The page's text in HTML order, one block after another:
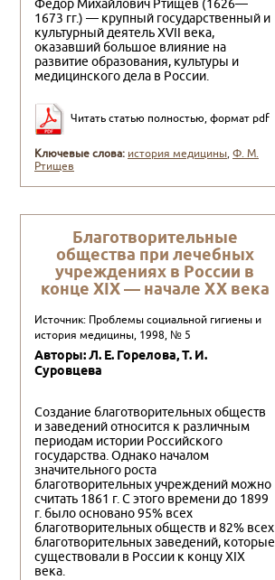
Федор Михайлович Ртищев (1626—
1673 гг.) — крупный го­сударственный и
культурный деятель XVII века,
оказавший большое влияние на
развитие образования, культуры и
меди­цинского дела в России.
Читать статью полностью, формат pdf
Ключевые слова: история медицины,Ф. М.
Ртищев
Благотворительные
общества при лечебных
учреждениях в России в
конце XIX — начале XX века
Источник: Проблемы социальной гигиены и
история медицины, 1998, № 5
Авторы: Л. Е. Горелова, Т. И.
Суровцева
Создание благотворительных обществ
и заведений относится к различным
периодам истории Российского
государства. Однако началом
значительного роста
благотворительных учреждений можно
считать 1861 г. С этого времени до 1899
г. было основано 95% всех
благотворительных обществ и 82% всех
благотворительных заведений, которые
существовали в России к концу XIX
века.